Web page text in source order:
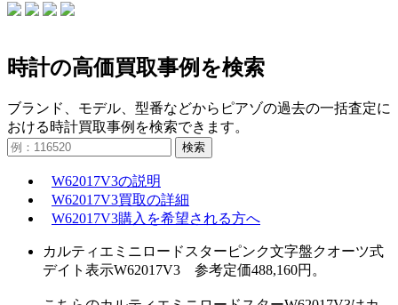
時計の高価買取事例を検索
ブランド、モデル、型番などからピアゾの過去の一括査定に
おける時計買取事例を検索できます。
検索
W62017V3の説明
W62017V3買取の詳細
W62017V3購入を希望される方へ
カルティエミニロードスターピンク文字盤クオーツ式
デイト表示W62017V3 参考定価488,160円。